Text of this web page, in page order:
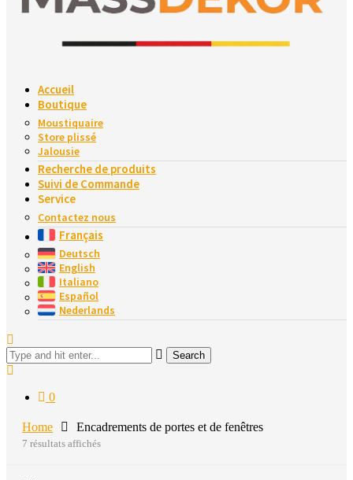
Accueil
Boutique
Moustiquaire
Store plissé
Jalousie
Recherche de produits
Suivi de Commande
Service
Contactez nous
Français
Deutsch
English
Italiano
Español
Nederlands
Search
0
Home Encadrements de portes et de fenêtres
7 résultats affichés